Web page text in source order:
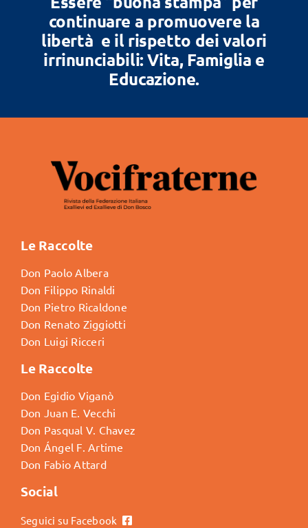
continuare a promuovere la
libertà e il rispetto dei valori
irrinunciabili: Vita, Famiglia e
Educazione.
Le Raccolte
Don Paolo Albera
Don Filippo Rinaldi
Don Pietro Ricaldone
Don Renato Ziggiotti
Don Luigi Ricceri
Le Raccolte
Don Egidio Viganò
Don Juan E. Vecchi
Don Pasqual V. Chavez
Don Ángel F. Artime
Don Fabio Attard
Social
Seguici su Facebook